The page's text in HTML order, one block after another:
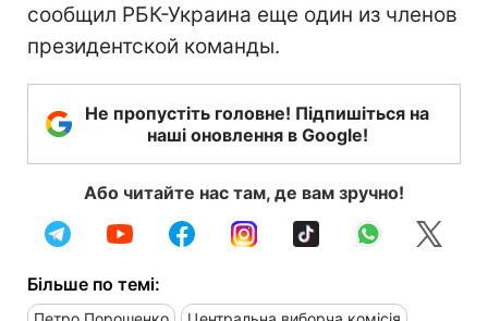
сообщил РБК-Украина еще один из членов
президентской команды.
Не пропустіть головне! Підпишіться на
наші оновлення в Google!
Або читайте нас там, де вам зручно!
Більше по темі: